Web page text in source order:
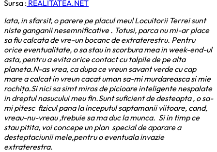
Sursa : REALITATEA.NET
Iata, in sfarsit, o parere pe placul meu! Locuitorii Terrei sunt
niste ganganii nesemnificative . Totusi, parca nu mi-ar place
sa fiu calcata de vre-un bocanc de extraterestru. Pentru
orice eventualitate, o sa stau in scorbura mea in week-end-ul
asta, pentru a evita orice contact cu talpile de pe alta
planeta.N-as vrea, ca dupa ce vreun savant verde cu cap
mare a calcat in vreun cacat uman sa-mi murdareasca si mie
rochița.Si nici sa simt miros de picioare inteligente nespalate
in dreptul nasucului meu fin.Sunt suficient de desteapta , o sa-
mi pitesc fizicul pana la inceputul saptamanii viitoare, cand,
vreau-nu-vreau ,trebuie sa ma duc la munca. Si in timp ce
stau pitita, voi concepe un plan special de aparare a
desteptaciunii mele,pentru o eventuala invazie
extraterestra.